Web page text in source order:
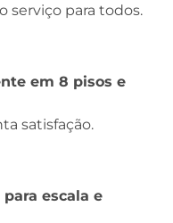
serviço para todos.
em 8 pisos e
satisfação.
escala e